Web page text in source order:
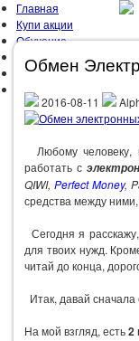
Главная
Купи акции
Обучение
Мой Портфель
Об Авторе
Контакты
Обмен
2016-08-11
Любому человеку,
работать с
QIWI,Perfect Money,
средства между
Сегодня я
для твоих нужд.
читай до конца,
Итак, давай
На мой взгляд, есть2